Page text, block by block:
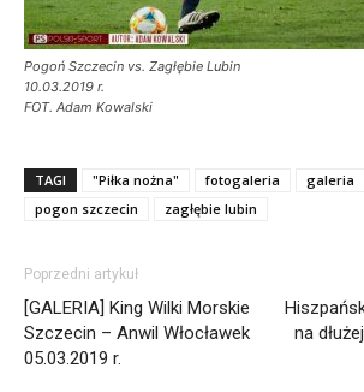
Pogoń Szczecin vs. Zagłębie Lubin
10.03.2019 r.
FOT. Adam Kowalski
TAGI "Piłka nożna" fotogaleria galeria
pogon szczecin
zagłębie lubin
Poprzedni artykuł
[GALERIA] King Wilki Morskie
Szczecin – Anwil Włocławek
05.03.2019 r.
na